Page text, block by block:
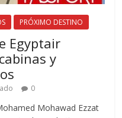
PRÓXIMO DESTINO
Egyptair
y
0
Mohawad Ezzat